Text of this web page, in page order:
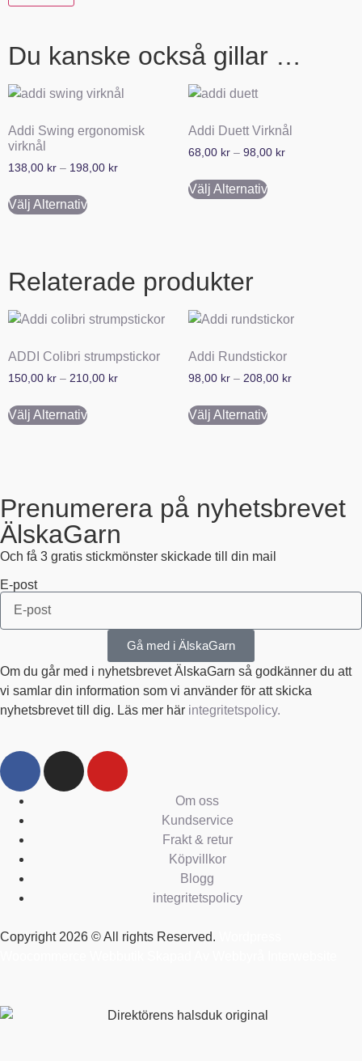
Du kanske också gillar …
Addi Swing ergonomisk
virknål
138,00 kr – 198,00 kr
Välj Alternativ
Addi Duett Virknål
68,00 kr – 98,00 kr
Välj Alternativ
Relaterade produkter
ADDI Colibri strumpstickor
150,00 kr – 210,00 kr
Välj Alternativ
Addi Rundstickor
98,00 kr – 208,00 kr
Välj Alternativ
Prenumerera på nyhetsbrevet
ÄlskaGarn
Och få 3 gratis stickmönster skickade till din mail
E-post
Gå med i ÄlskaGarn
Om du går med i nyhetsbrevet ÄlskaGarn så godkänner du att
vi samlar din information som vi använder för att skicka
nyhetsbrevet till dig. Läs mer här integritetspolicy.
Om oss
Kundservice
Frakt & retur
Köpvillkor
Blogg
integritetspolicy
Copyright 2026 © All rights Reserved.